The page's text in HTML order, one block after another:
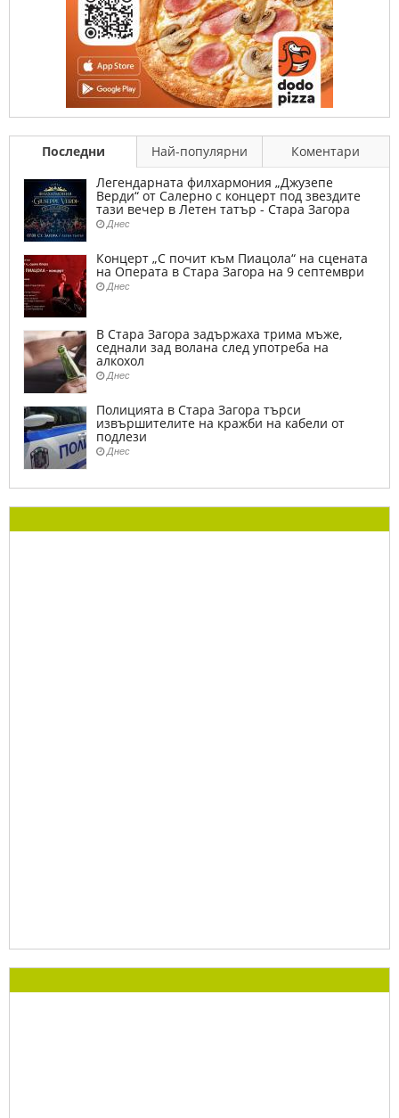
Последни Най-популярни
Коментари
Легендарната филхармония „Джузепе
Верди“ от Салерно с концерт под звездите
тази вечер в Летен татър - Стара Загора
Днес
Концерт „С почит към Пиацола“ на сцената
на Операта в Стара Загора на 9 септември
Днес
В Стара Загора задържаха трима мъже,
седнали зад волана след употреба на
алкохол
Днес
Полицията в Стара Загора търси
извършителите на кражби на кабели от
подлези
Днес